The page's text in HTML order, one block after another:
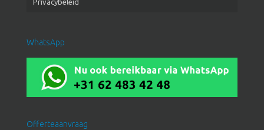
Privacybeleid
WhatsApp
Offerteaanvraag